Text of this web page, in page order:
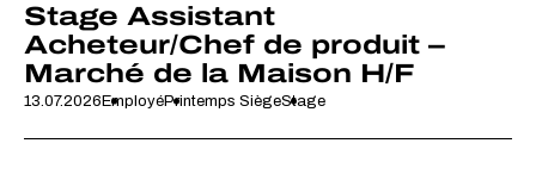
Stage Assistant
Acheteur/Chef de produit –
Marché de la Maison H/F
13.07.2026EmployéPrintemps SiègeStage